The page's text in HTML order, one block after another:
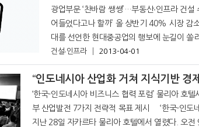
광업부문 ‘찬바람 쌩쌩’…부동산∙인프라 건설 수요에 ‘기대’ ‘
어들었다고나 할까’ 올 상반기 40% 시장 감소 전망에도 과감하게 시장 진출 확
건설∙인프라 2013-04-01
“인도네시아 산업화 거쳐 지식기반 경
‘한국-인도네시아 비즈니스 협력 포럼’ 물리아 호텔서 열려 히다얏 장
부 산업발전 7가지 전략적 목표 제시 ‘한국-인도네시아 비즈니스 협력 포럼’이
지난 28일 자카르타 물리아 호텔에서 열렸다. 오전